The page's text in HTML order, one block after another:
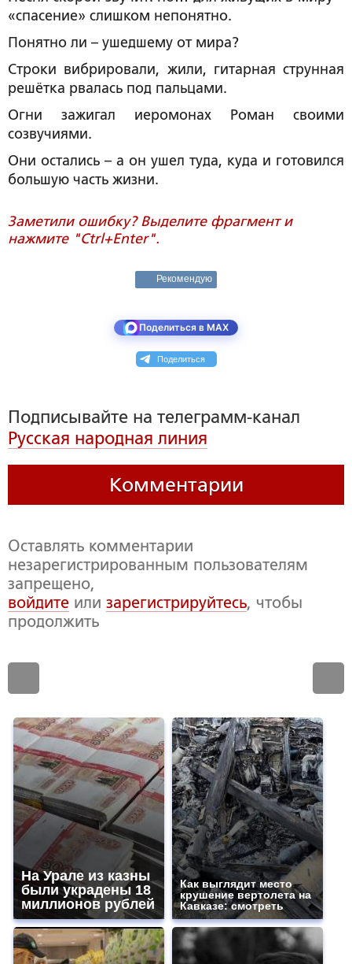
«спасение» слишком непонятно.
Понятно ли – ушедшему от мира?
Строки вибрировали, жили, гитарная струнная
решётка рвалась под пальцами.
Огни зажигал иеромонах Роман своими
созвучиями.
Они остались – а он ушел туда, куда и готовился
большую часть жизни.
Заметили ошибку? Выделите фрагмент и
нажмите "Ctrl+Enter".
Рекомендую
Поделиться в MAX
Поделиться
Подписывайте на телеграмм-канал
Русская народная линия
Комментарии
Оставлять комментарии
незарегистрированным пользователям
запрещено,
войдите или зарегистрируйтесь, чтобы
продолжить
На Урале из казны
были украдены 18
миллионов рублей
Как выглядит место
крушение вертолета на
Кавказе: смотреть